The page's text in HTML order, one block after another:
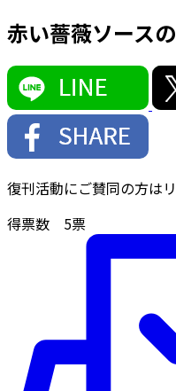
赤い薔薇ソース
復刊活動にご賛同の方は
得票数 5票